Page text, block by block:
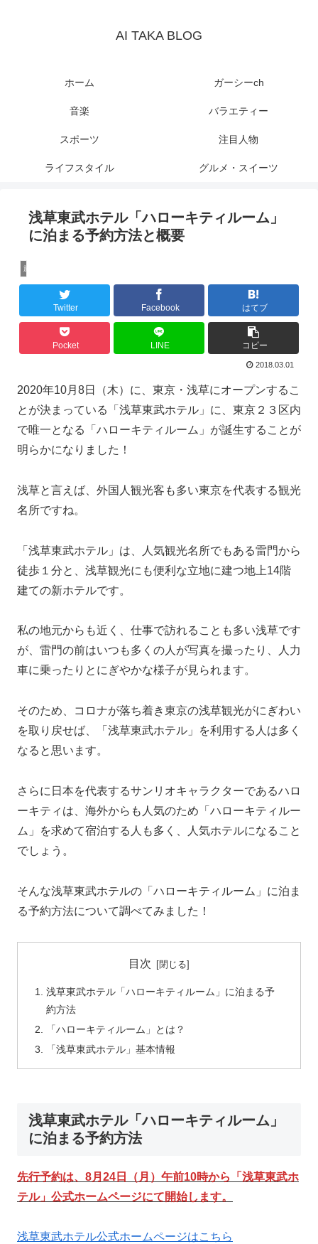
AI TAKA BLOG
ホーム ガーシーch
音楽 バラエティー
スポーツ 注目人物
ライフスタイル グルメ・スイーツ
浅草東武ホテル「ハローキティルーム」
に泊まる予約方法と概要
旅行
Twitter Facebook はてブ
Pocket LINE コピー
2018.03.01
2020年10月8日（木）に、東京・浅草にオープンするこ
とが決まっている「浅草東武ホテル」に、東京２３区内
で唯一となる「ハローキティルーム」が誕生することが
明らかになりました！
浅草と言えば、外国人観光客も多い東京を代表する観光
名所ですね。
「浅草東武ホテル」は、人気観光名所でもある雷門から
徒歩１分と、浅草観光にも便利な立地に建つ地上14階
建ての新ホテルです。
私の地元からも近く、仕事で訪れることも多い浅草です
が、雷門の前はいつも多くの人が写真を撮ったり、人力
車に乗ったりとにぎやかな様子が見られます。
そのため、コロナが落ち着き東京の浅草観光がにぎわい
を取り戻せば、「浅草東武ホテル」を利用する人は多く
なると思います。
さらに 日本を代表するサンリオキャラクターであるハロ
ーキティは、海外からも人気のため「ハローキティルー
ム」を求めて宿泊する人も多く、人気ホテルになること
でしょう。
そんな浅草東武ホテルの「ハローキティルーム」に泊ま
る予約方法について調べてみました！
目次
浅草東武ホテル「ハローキティルーム」に泊まる予
約方法
「ハローキティルーム」とは？
「浅草東武ホテル」基本情報
浅草東武ホテル「ハローキティルーム」
に泊まる予約方法
先行予約は、8月24日（月）午前10時から「浅草東武ホ
テル」公式ホームページにて開始します。
浅草東武ホテル公式ホームページはこちら